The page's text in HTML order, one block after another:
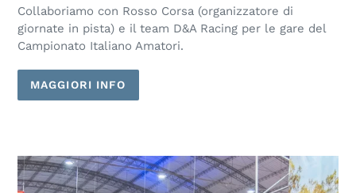
Collaboriamo con Rosso Corsa (organizzatore di
giornate in pista) e il team D&A Racing per le gare del
Campionato Italiano Amatori.
MAGGIORI INFO